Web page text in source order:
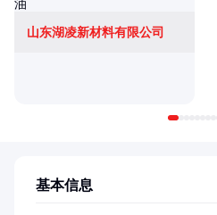
山东湖凌新材料有限公司
基本信息